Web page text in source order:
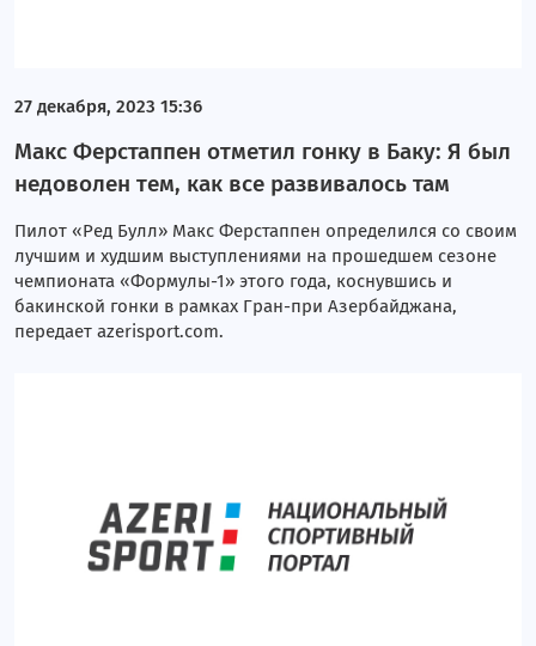
27 декабря, 2023 15:36
Макс Ферстаппен отметил гонку в Баку: Я был
недоволен тем, как все развивалось там
Пилот «Ред Булл» Макс Ферстаппен определился со своим
лучшим и худшим выступлениями на прошедшем сезоне
чемпионата «Формулы-1» этого года, коснувшись и
бакинской гонки в рамках Гран-при Азербайджана,
передает azerisport.com.